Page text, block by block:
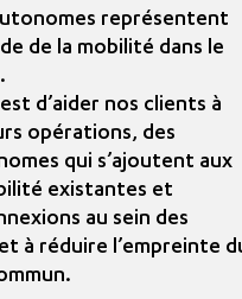
représentent
de la mobilité dans le
d’aider nos clients à
opérations, des
qui s’ajoutent aux
existantes et
au sein des
à réduire l’empreinte